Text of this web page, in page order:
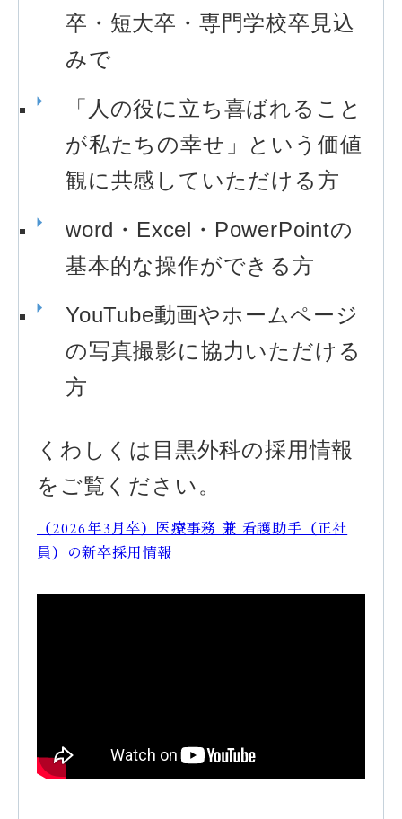
卒・短大卒・専門学校卒見込
みで
「人の役に立ち喜ばれること
が私たちの幸せ」という価値
観に共感していただける方
word・Excel・PowerPointの
基本的な操作ができる方
YouTube動画やホームページ
の写真撮影に協力いただける
方
くわしくは目黒外科の採用情報
をご覧ください。
（2026年3月卒）医療事務 兼 看護助手（正社
員）の新卒採用情報